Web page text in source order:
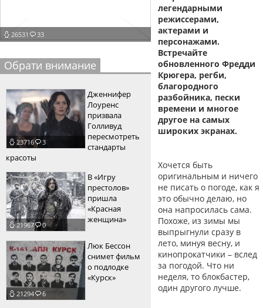
пїЅпїЅпїЅпїЅпїЅпїЅпїЅпїЅпїЅпїЅпїЅ
пїЅпїЅпїЅ
пїЅпїЅпїЅпїЅпїЅпїЅпїЅпїЅпїЅ
пїЅпїЅпїЅ пїЅпїЅпїЅпїЅпїЅ
пїЅпїЅпїЅ пїЅпїЅпїЅпїЅпїЅпїЅ
пїЅпїЅпїЅпїЅпїЅ
пїЅпїЅпїЅпїЅпїЅпїЅпїЅпїЅпїЅпїЅ
пїЅпїЅпїЅпїЅпїЅпїЅпїЅпїЅпїЅпїЅ
26531 33
Обрати внимание
23716 3
Дженнифер
Лоуренс
призвала
Голливуд
пересмотреть
стандарты
красоты
21967 0
В «Игру
престолов»
пришла
«Красная
женщина»
21294 6
Люк Бессон
снимет фильм
о подлодке
«Курск»
легендарными
режиссерами,
актерами и
персонажами.
Встречайте
обновленного Фредди
Крюгера, регби,
благородного
разбойника, пески
времени и многое
другое на самых
широких экранах.
Хочется быть
оригинальным и ничего
не писать о погоде, как я
это обычно делаю, но
она напросилась сама.
Похоже, из зимы мы
выпрыгнули сразу в
лето, минуя весну, и
кинопрокатчики – вслед
за погодой. Что ни
неделя, то блокбастер,
один другого лучше.